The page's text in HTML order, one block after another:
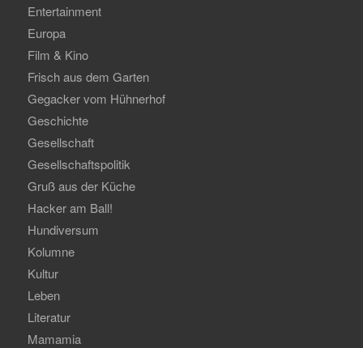
Entertainment
Europa
Film & Kino
Frisch aus dem Garten
Gegacker vom Hühnerhof
Geschichte
Gesellschaft
Gesellschaftspolitik
Gruß aus der Küche
Hacker am Ball!
Hundiversum
Kolumne
Kultur
Leben
Literatur
Mamamia